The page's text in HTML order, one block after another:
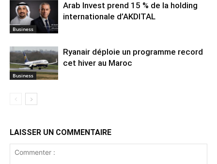
Business
Arab Invest prend 15 % de la holding
internationale d’AKDITAL
Business
Ryanair déploie un programme record
cet hiver au Maroc
LAISSER UN COMMENTAIRE